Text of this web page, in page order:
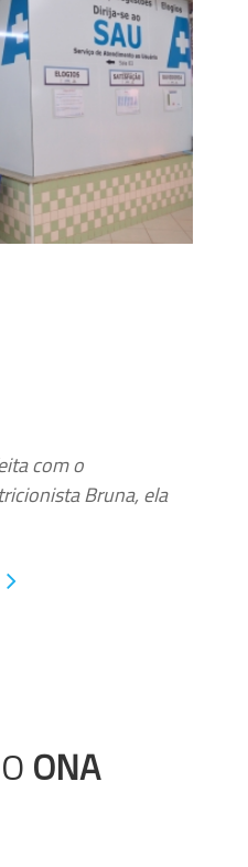
com o
Bruna, ela
ONA